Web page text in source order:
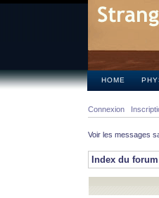
HOME
Connexion
Voir les messages
Index du forum